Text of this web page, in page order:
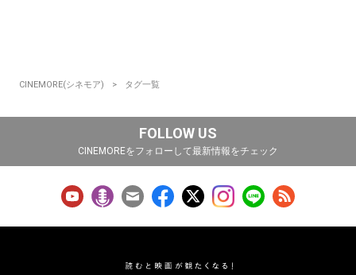
CINEMORE(シネモア) タグ一覧
FOLLOW US
CINEMOREをフォローして最新情報をチェック